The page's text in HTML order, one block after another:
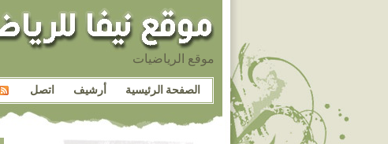
موقع الرياضيات
الصفحة الرئيسية أرشيف اتصل